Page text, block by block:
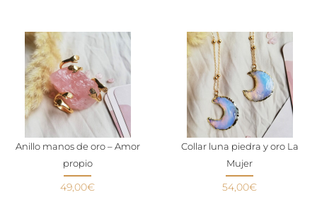
Anillo manos de oro – Amor
propio
49,00€
Collar luna piedra y oro La
Mujer
54,00€